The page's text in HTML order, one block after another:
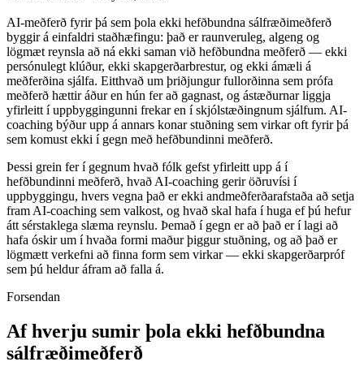
AI-meðferð fyrir þá sem þola ekki hefðbundna sálfræðimeðferð
byggir á einfaldri staðhæfingu: það er raunveruleg, algeng og
lögmæt reynsla að ná ekki saman við hefðbundna meðferð — ekki
persónulegt klúður, ekki skapgerðarbrestur, og ekki ámæli á
meðferðina sjálfa. Eitthvað um þriðjungur fullorðinna sem prófa
meðferð hættir áður en hún fer að gagnast, og ástæðurnar liggja
yfirleitt í uppbyggingunni frekar en í skjólstæðingnum sjálfum. AI-
coaching býður upp á annars konar stuðning sem virkar oft fyrir þá
sem komust ekki í gegn með hefðbundinni meðferð.
Þessi grein fer í gegnum hvað fólk gefst yfirleitt upp á í
hefðbundinni meðferð, hvað AI-coaching gerir öðruvísi í
uppbyggingu, hvers vegna það er ekki andmeðferðarafstaða að setja
fram AI-coaching sem valkost, og hvað skal hafa í huga ef þú hefur
átt sérstaklega slæma reynslu. Þemað í gegn er að það er í lagi að
hafa óskir um í hvaða formi maður þiggur stuðning, og að það er
lögmætt verkefni að finna form sem virkar — ekki skapgerðarpróf
sem þú heldur áfram að falla á.
Forsendan
Af hverju sumir þola ekki hefðbundna
sálfræðimeðferð